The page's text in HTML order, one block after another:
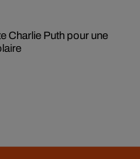
Charlie Puth pour une